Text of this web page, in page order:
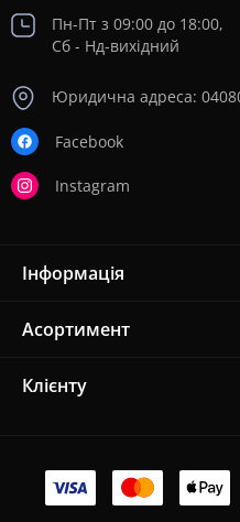
Пн-Пт з 09:00 до 18:00,
Сб - Нд-вихідний
Юридична адреса:
Facebook
Instagram
Інформація
Асортимент
Клієнту